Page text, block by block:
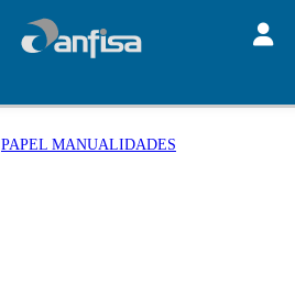
PAPEL MANUALIDADES